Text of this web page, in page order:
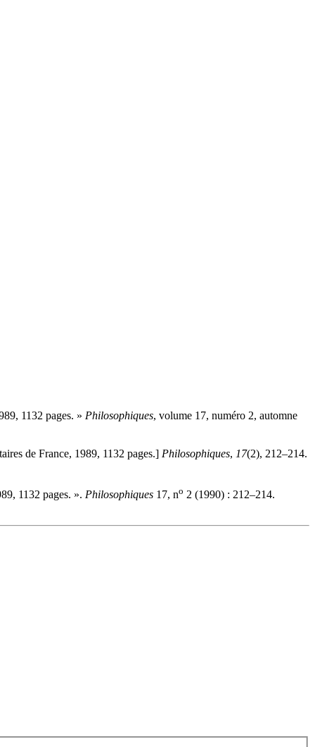
1132 pages. » Philosophiques, volume 17, numéro 2, automne
de France, 1989, 1132 pages.] Philosophiques, 17(2), 212–214.
1132 pages. ». Philosophiques 17, no 2 (1990) : 212–214.